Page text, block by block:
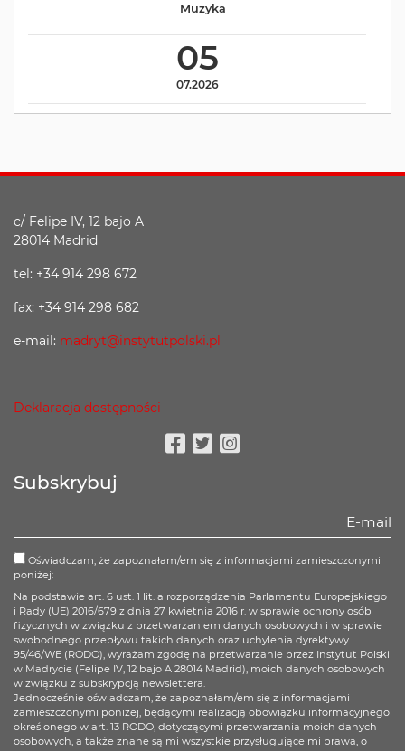
05
07.2026
Muzyka
c/ Felipe IV, 12 bajo A
28014 Madrid
tel: +34 914 298 672
fax: +34 914 298 682
e-mail: madryt@instytutpolski.pl
Deklaracja dostępności
Subskrybuj
Oświadczam, że zapoznałam/em się z informacjami zamieszczonymi
poniżej:
Na podstawie art. 6 ust. 1 lit. a rozporządzenia Parlamentu Europejskiego
i Rady (UE) 2016/679 z dnia 27 kwietnia 2016 r. w sprawie ochrony osób
fizycznych w związku z przetwarzaniem danych osobowych i w sprawie
swobodnego przepływu takich danych oraz uchylenia dyrektywy
95/46/WE (RODO), wyrażam zgodę na przetwarzanie przez Instytut Polski
w Madrycie (Felipe IV, 12 bajo A 28014 Madrid), moich danych osobowych
w związku z subskrypcją newslettera.
Jednocześnie oświadczam, że zapoznałam/em się z informacjami
zamieszczonymi poniżej, będącymi realizacją obowiązku informacyjnego
określonego w art. 13 RODO, dotyczącymi przetwarzania moich danych
osobowych, a także znane są mi wszystkie przysługujące mi prawa, o